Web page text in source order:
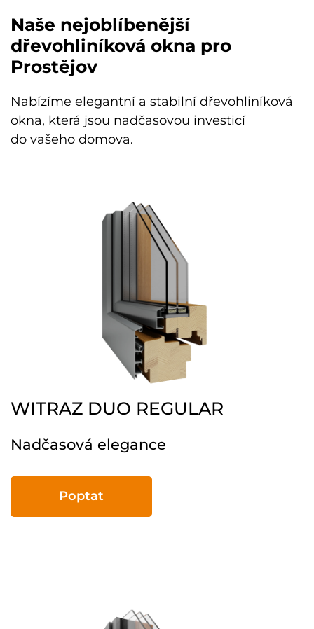
Naše nejoblíbenější
dřevohliníková okna pro
Prostějov
Nabízíme elegantní a stabilní dřevohliníková
okna, která jsou nadčasovou investicí
do vašeho domova.
WITRAZ DUO REGULAR
Nadčasová elegance
Poptat